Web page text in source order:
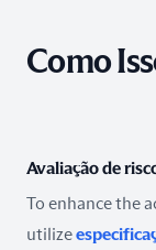
Como
Avaliação de
To enhance the
utilize